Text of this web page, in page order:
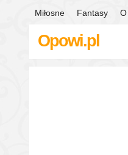
Miłosne Fantasy
Opowi.pl